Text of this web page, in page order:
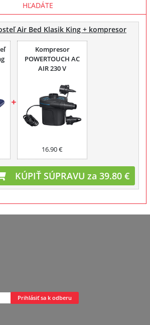
HĽADÁTE
Air Bed Klasik King + kompresor
Kompresor
POWERTOUCH AC
AIR 230 V
16.90 €
KÚPIŤ SÚPRAVU za 39.80 €
Prihlásiť sa k odberu